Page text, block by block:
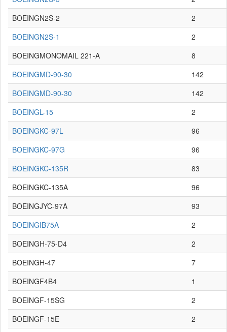
BOEINGN2S-2
2
BOEINGN2S-1
2
BOEINGMONOMAIL 221-A
8
BOEINGMD-90-30
142
BOEINGMD-90-30
142
BOEINGL-15
2
BOEINGKC-97L
96
BOEINGKC-97G
96
BOEINGKC-135R
83
BOEINGKC-135A
96
BOEINGJYC-97A
93
BOEINGIB75A
2
BOEINGH-75-D4
2
BOEINGH-47
7
BOEINGF4B4
1
BOEINGF-15SG
2
BOEINGF-15E
2